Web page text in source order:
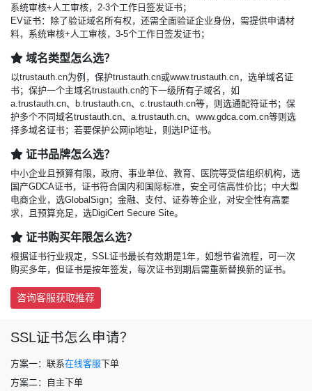
系统审核+人工审核，2-3个工作日签发证书；
EV证书：除了验证域名所有权，还需全面验证企业身份，需提供申请材
料，系统审核+人工审核，3-5个工作日签发证书；
域名类型怎么选？
以trustauth.cn为例，保护trustauth.cn或www.trustauth.cn，选单域名证
书；保护一个主域名trustauth.cn的下一级所有子域名，如
a.trustauth.cn、b.trustauth.cn、c.trustauth.cn等，则选通配符证书；保
护多个不同域名trustauth.cn、a.trustauth.cn、www.gdca.com.cn等则选
择多域名证书；若要保护公网ip地址，则选 IP证书。
证书品牌怎么选？
中小企业且预算有限，政府、事业单位、教育、医院等受信组织机构，选
国产GDCA证书，证书符合国内和国际标准，安全可信高性价比；中大型
电商企业，选GlobalSign；金融、支付、证券等企业，对安全性有高要
求，且预算充足，选DigiCert Secure Site。
证书购买年限怎么选？
根据证书行业规定，SSL证书最长有效期是1年，如想节省流程，可一次
购买多年，但证书是按年签发，每次证书到期后需重新替换新的证书。
咨询客服获取推荐
SSL证书怎么申请？
方案一：联系在线客服下单
方案二：自主下单